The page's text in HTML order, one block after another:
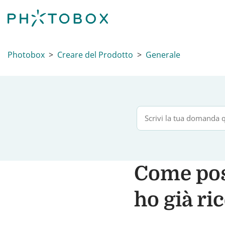
Photobox Creare del Prodotto Generale
Come
ho già